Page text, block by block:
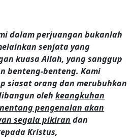
dalam perjuangan bukanlah
senjata yang
kuasa Allah, yang sanggup
benteng-benteng. Kami
siasatorang dan merubuhkan
olehkeangkuhan
pengenalan akan
segala pikiran dan
Kristus,